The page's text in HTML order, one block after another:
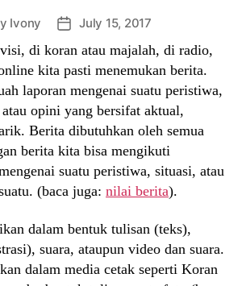
Ivony
PostJuly 15, 2017
di koran atau majalah, di radio,
kita pasti menemukan berita.
laporan mengenai suatu peristiwa,
opini yang bersifat aktual,
Berita dibutuhkan oleh semua
berita kita bisa mengikuti
suatu peristiwa, situasi, atau
(baca juga: nilai berita).
dalam bentuk tulisan (teks),
suara, ataupun video dan suara.
dalam media cetak seperti Koran